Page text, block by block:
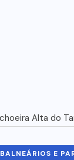
BALNEÁRIOS E